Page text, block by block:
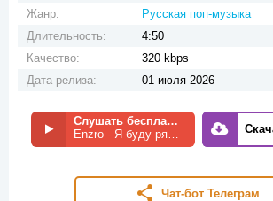
Жанр:
Русская поп-музыка
Длительность:
4:50
Качество:
320 kbps
Дата релиза:
01 июля 2026
Слушать бесплатно
Enzro - Я буду рядом
Чат-бот Телеграм